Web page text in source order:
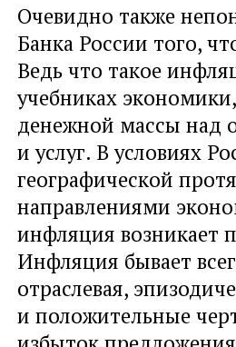
Очевидно также
Банка России того,
Ведь что такое
учебниках
денежной массы над
и услуг. В условиях
географической
направлениями
инфляция возникает
Инфляция бывает
отраслевая,
и положительные